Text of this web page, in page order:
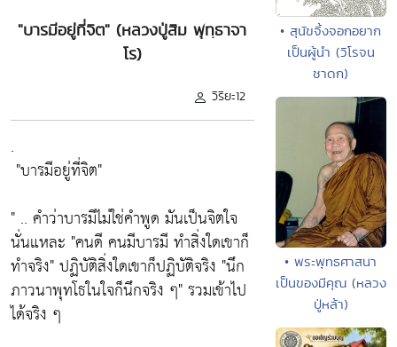
"บารมีอยู่ที่จิต" (หลวงปู่สิม พุทฺธาจา
โร)
วิริยะ12
.
"บารมีอยู่ที่จิต"
" .. คำว่าบารมีไม่ใช่คำพูด มันเป็นจิตใจ
นั่นแหละ "คนดี คนมีบารมี ทำสิ่งใดเขาก็
ทำจริง"ปฏิบัติสิ่งใดเขาก็ปฏิบัติจริง "นึก
ภาวนาพุทโธในใจก็นึกจริง ๆ"รวมเข้าไป
ได้จริง ๆ
• สุนัขจิ้งจอกอยาก
เป็นผู้นำ (วิโรจน
ชาดก)
• พระพุทธศาสนา
เป็นของมีคุณ (หลวง
ปู่หล้า)